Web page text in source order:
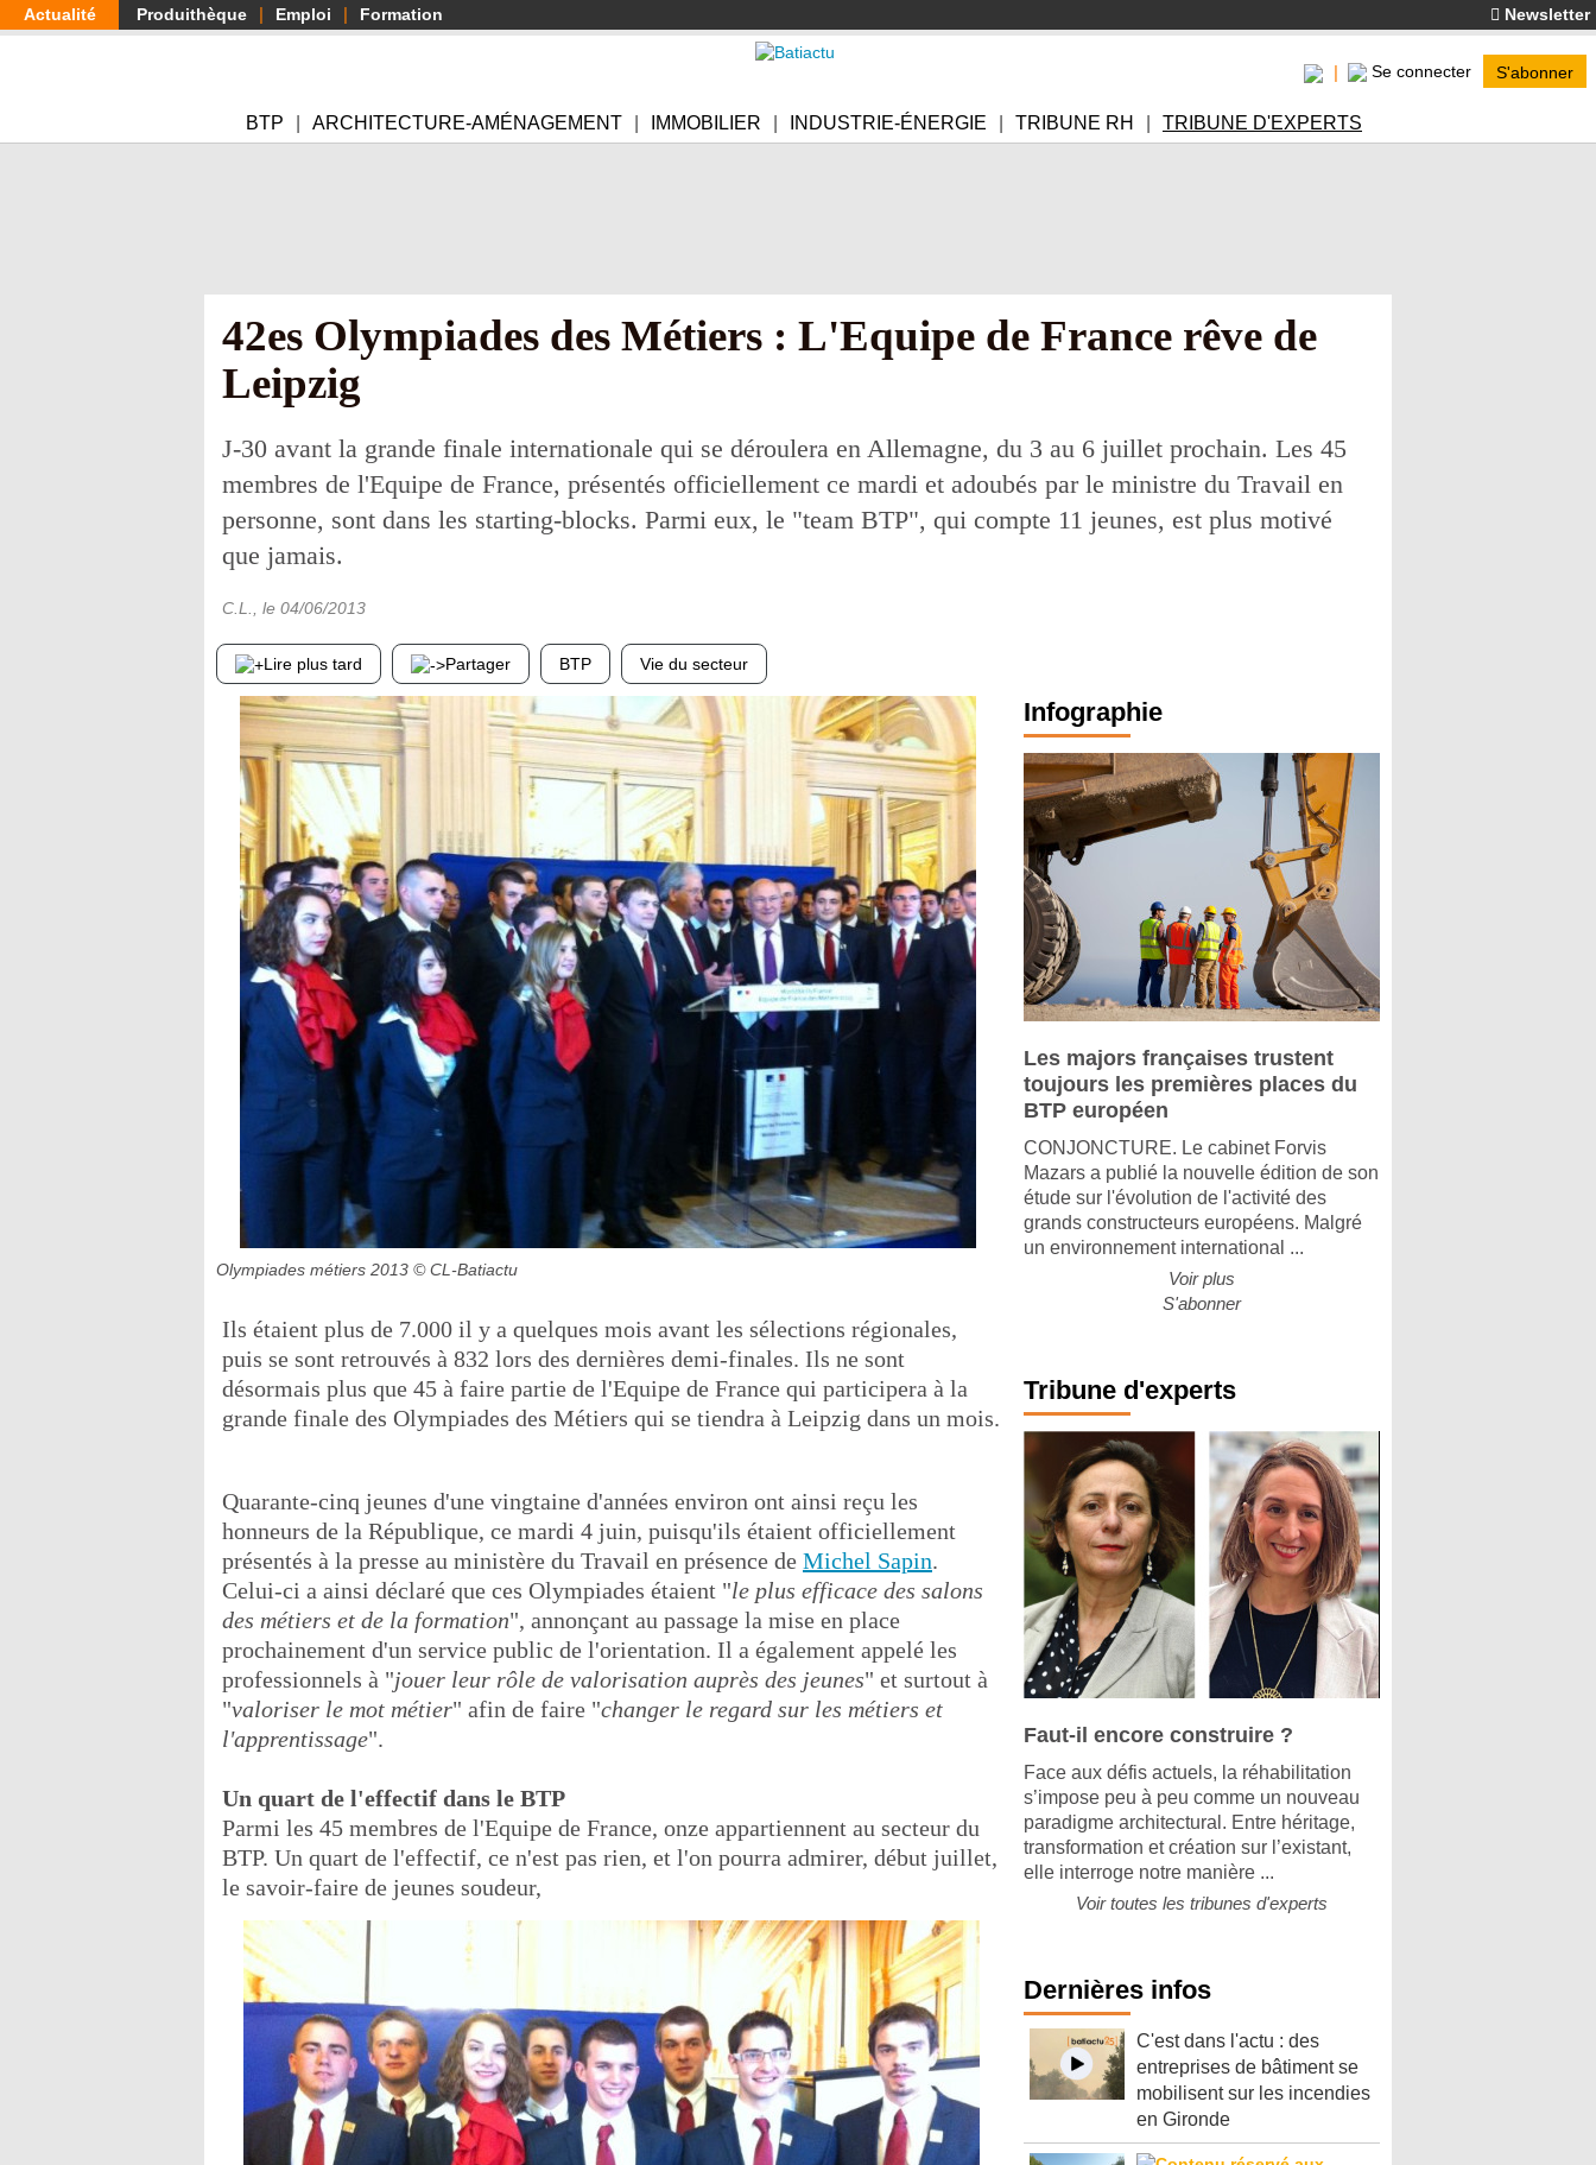
Aller
au
Actualité Produithèque Emploi Formation Newsletter
Se connecter S'abonner
BTP ARCHITECTURE-AMÉNAGEMENT IMMOBILIER INDUSTRIE-ÉNERGIE TRIBUNE RH TRIBUNE D'EXPERTS
42es Olympiades des Métiers : L'Equipe de France rêve de
Leipzig
J-30 avant la grande finale internationale qui se déroulera en Allemagne, du 3 au 6 juillet prochain. Les 45
membres de l'Equipe de France, présentés officiellement ce mardi et adoubés par le ministre du Travail en
personne, sont dans les starting-blocks. Parmi eux, le "team BTP", qui compte 11 jeunes, est plus motivé
que jamais.
C.L. , le 04/06/2013
Lire plus tard Partager BTP Vie du secteur
Olympiades métiers 2013 © CL-Batiactu
Ils étaient plus de 7.000 il y a quelques mois avant les sélections régionales,
puis se sont retrouvés à 832 lors des dernières demi-finales. Ils ne sont
désormais plus que 45 à faire partie de l'Equipe de France qui participera à la
grande finale des Olympiades des Métiers qui se tiendra à Leipzig dans un mois.
Quarante-cinq jeunes d'une vingtaine d'années environ ont ainsi reçu les
honneurs de la République, ce mardi 4 juin, puisqu'ils étaient officiellement
présentés à la presse au ministère du Travail en présence de Michel Sapin.
Celui-ci a ainsi déclaré que ces Olympiades étaient "le plus efficace des salons
des métiers et de la formation", annonçant au passage la mise en place
prochainement d'un service public de l'orientation. Il a également appelé les
professionnels à "jouer leur rôle de valorisation auprès des jeunes" et surtout à
"valoriser le mot métier" afin de faire "changer le regard sur les métiers et
l'apprentissage".
Un quart de l'effectif dans le BTP
Parmi les 45 membres de l'Equipe de France, onze appartiennent au secteur du
BTP. Un quart de l'effectif, ce n'est pas rien, et l'on pourra admirer, début juillet,
le savoir-faire de jeunes soudeur,
Infographie
Les majors françaises trustent
toujours les premières places du
BTP européen
CONJONCTURE. Le cabinet Forvis
Mazars a publié la nouvelle édition de son
étude sur l'évolution de l'activité des
grands constructeurs européens. Malgré
un environnement international ...
Voir plus
S'abonner
Tribune d'experts
Faut-il encore construire ?
Face aux défis actuels, la réhabilitation
s’impose peu à peu comme un nouveau
paradigme architectural. Entre héritage,
transformation et création sur l’existant,
elle interroge notre manière ...
Voir toutes les tribunes d'experts
Dernières infos
C'est dans l'actu : des
entreprises de bâtiment se
mobilisent sur les incendies
en Gironde